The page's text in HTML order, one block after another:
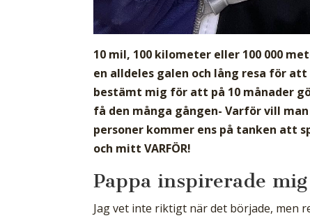
10 mil, 100 kilometer eller 100 000
en alldeles galen och lång resa för
bestämt mig för att på 10 månader
få den många gången- Varför vill
personer kommer ens på tanken att
och mitt VARFÖR!
Pappa inspirerade mig
Jag vet inte riktigt när det började, men